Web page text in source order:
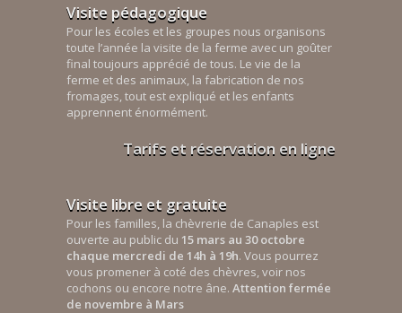
Visite pédagogique
Pour les écoles et les groupes nous organisons
toute l’année la visite de la ferme avec un goûter
final toujours apprécié de tous. Le vie de la
ferme et des animaux, la fabrication de nos
fromages, tout est expliqué et les enfants
apprennent énormément.
Tarifs et réservation en ligne
Visite libre et gratuite
Pour les familles, la chèvrerie de Canaples est
ouverte au public du 15 mars au 30 octobre
chaque mercredi de 14h à 19h. Vous pourrez
vous promener à coté des chèvres, voir nos
cochons ou encore notre âne. Attention fermée
de novembre à Mars